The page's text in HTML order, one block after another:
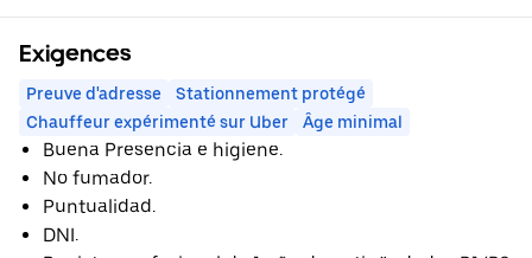
Exigences
Preuve d'adresse
Stationnement protégé
Chauffeur expérimenté sur Uber
Âge minimal
Buena Presencia e higiene.
No fumador.
Puntualidad.
DNI.